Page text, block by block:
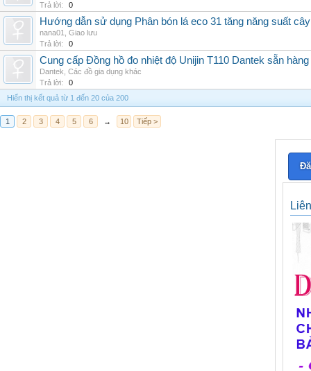
Trả lời:
0
Hướng dẫn sử dụng Phân bón lá eco 31 tăng năng suất cây
nana01
Giao lưu
Trả lời:
0
Cung cấp Đồng hồ đo nhiệt độ Unijin T110 Dantek sẵn
Dantek Các đồ gia dụng khác
Trả lời:
0
Hiển thị kết quả từ 1 đến 20 của 200
1 2 3 4 5 6 → 10 Tiếp >